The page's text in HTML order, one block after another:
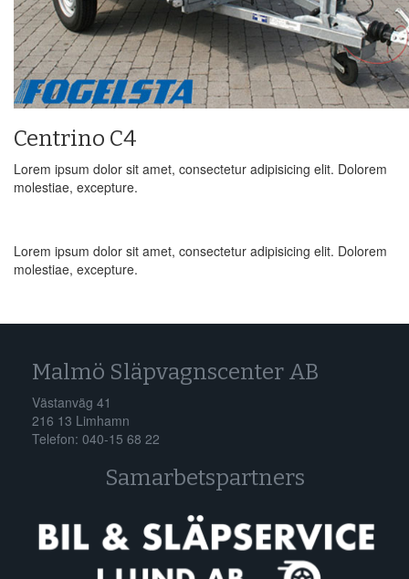
Centrino C4
Lorem ipsum dolor sit amet, consectetur adipisicing elit. Dolorem
molestiae, excepture.
Lorem ipsum dolor sit amet, consectetur adipisicing elit. Dolorem
molestiae, excepture.
Malmö Släpvagnscenter AB
Västanväg 41
216 13 Limhamn
Telefon: 040-15 68 22
Samarbetspartners